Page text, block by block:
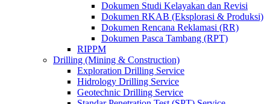
Dokumen Studi Kelayakan dan Revisi
Dokumen RKAB (Eksplorasi & Produksi)
Dokumen Rencana Reklamasi (RR)
Dokumen Pasca Tambang (RPT)
RIPPM
Drilling (Mining & Construction)
Exploration Drilling Service
Hidrology Drilling Service
Geotechnic Drilling Service